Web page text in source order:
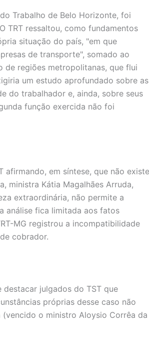
Trabalho de Belo Horizonte, foi
TRT ressaltou, como fundamentos
situação do país, "em que
de transporte", somado ao
de regiões metropolitanas, que flui
um estudo aprofundado sobre as
do trabalhador e, ainda, sobre seus
função exercida não foi
afirmando, em síntese, que não existe
ministra Kátia Magalhães Arruda,
extraordinária, não permite a
análise fica limitada aos fatos
MG registrou a incompatibilidade
cobrador.
julgados do TST que
próprias desse caso não
o ministro Aloysio Corrêa da